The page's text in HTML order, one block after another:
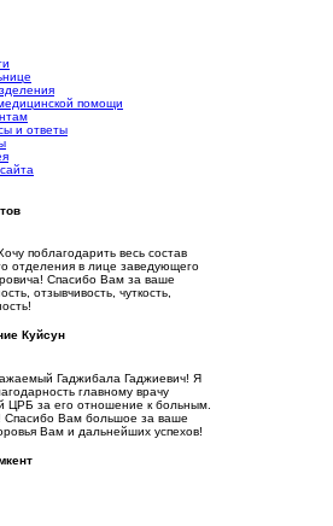
помощи
и ответы
поблагодарить весь состав
отделения в лице заведующего
Спасибо Вам за ваше
отзывчивость, чуткость,
Куйсун
Гаджибала Гаджиевич! Я
главному врачу
ЦРБ за его отношение к больным.
Спасибо Вам большое за ваше
Вам и дальнейших успехов!